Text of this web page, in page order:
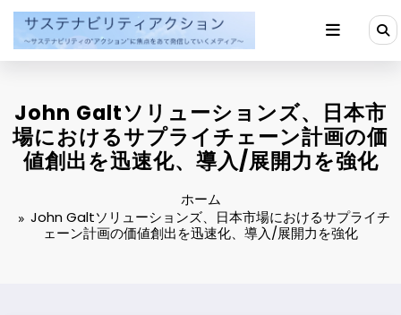
ン
John Galtソリューションズ、日本市
場におけるサプライチェーン計画の価
値創出を迅速化、導入/展開力を強化
ホーム
John Galtソリューションズ、日本市場におけるサプライチ
ェーン計画の価値創出を迅速化、導入/展開力を強化